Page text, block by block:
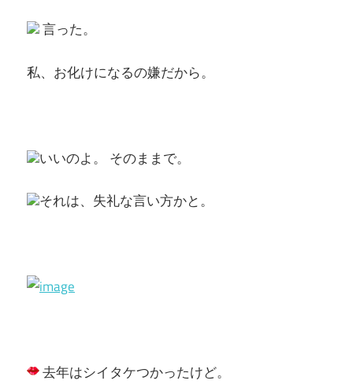
言った。
私、お化けになるの嫌だから。
いいのよ。 そのままで。
それは、失礼な言い方かと。
去年はシイタケつかったけど。